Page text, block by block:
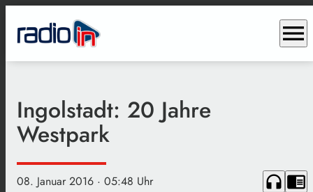
menu
Ingolstadt: 20 Jahre
Westpark
08. Januar 2016 · 05:48 Uhr headphones chrome_reader_mode